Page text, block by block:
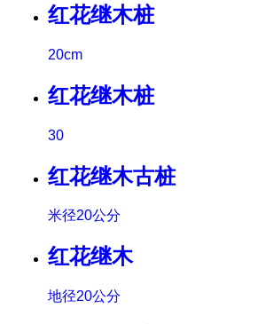
红花继木桩
20cm
红花继木桩
30
红花继木古桩
米径20公分
红花继木
地径20公分